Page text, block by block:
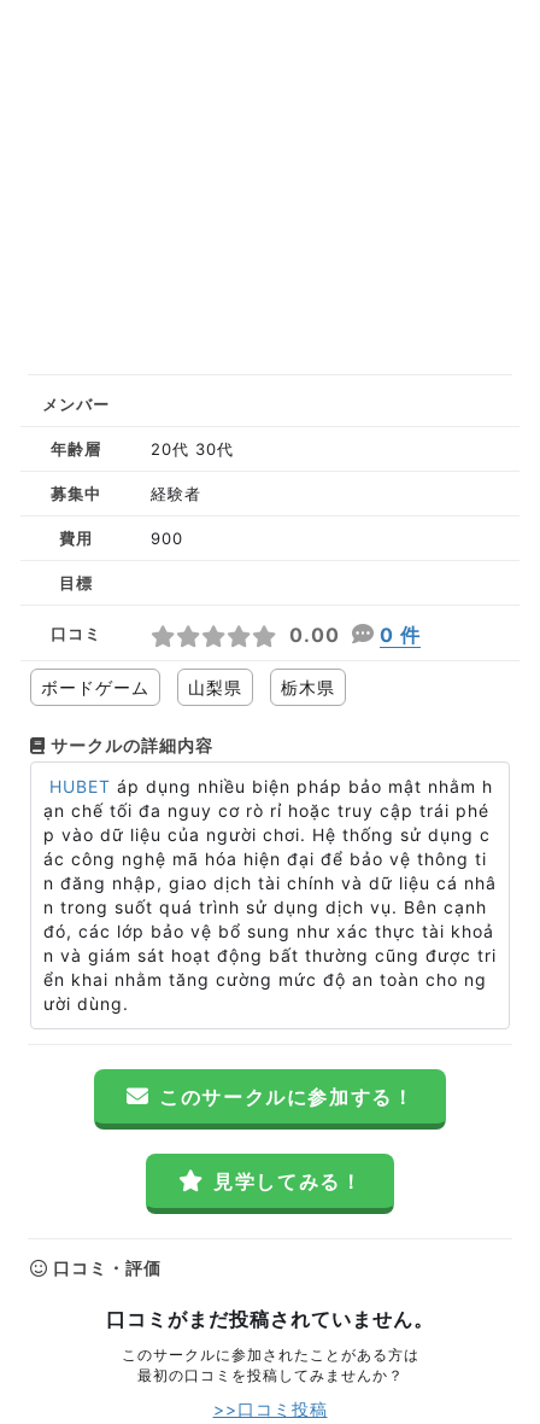
メンバー
年齢層 20代 30代
募集中 経験者
費用 900
目標
口コミ 0.00 0 件
ボードゲーム 山梨県 栃木県
サークルの詳細内容
HUBET áp dụng nhiều biện pháp bảo mật nhằm h
ạn chế tối đa nguy cơ rò rỉ hoặc truy cập trái phé
p vào dữ liệu của người chơi. Hệ thống sử dụng c
ác công nghệ mã hóa hiện đại để bảo vệ thông ti
n đăng nhập, giao dịch tài chính và dữ liệu cá nhâ
n trong suốt quá trình sử dụng dịch vụ. Bên cạnh
đó, các lớp bảo vệ bổ sung như xác thực tài khoả
n và giám sát hoạt động bất thường cũng được tri
ển khai nhằm tăng cường mức độ an toàn cho ng
ười dùng.
このサークルに参加する！
見学してみる！
口コミ・評価
口コミがまだ投稿されていません。
このサークルに参加されたことがある方は
最初の口コミを投稿してみませんか？
>>口コミ投稿